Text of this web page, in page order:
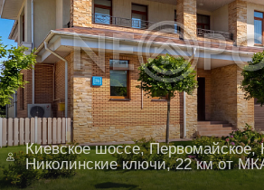
Киевское шоссе, Первомайское,
Николинские ключи, 22 км от